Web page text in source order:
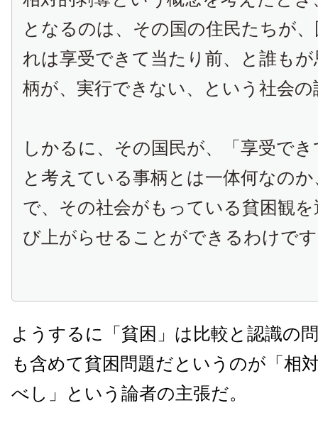
となるのは、その国の住民たちが
れは享受できて当たり前、と誰も
柄が、実行できない、という社会
しかるに、その国民が、「享受で
と考えている事柄とは一体何なの
で、その社会がもっている貧困観
び上がらせることができるわけで
ようするに「貧困」は比較と認識の
も含めて貧困問題だというのが「相
べし」という論者の主張だ。